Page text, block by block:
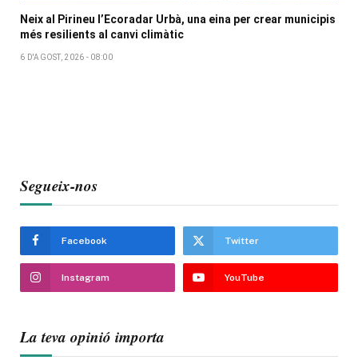
Neix al Pirineu l’Ecoradar Urbà, una eina per crear municipis
més resilients al canvi climàtic
6 D'AGOST, 2026 - 08:00
Segueix-nos
Facebook Twitter
Instagram YouTube
La teva opinió importa